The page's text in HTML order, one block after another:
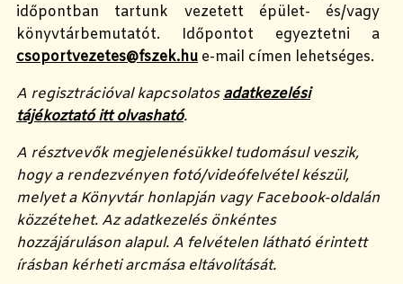
időpontban tartunk vezetett épület- és/vagy
könyvtárbemutatót. Időpontot egyeztetni a
csoportvezetes@fszek.hu e-mail címen lehetséges.
A regisztrációval kapcsolatosadatkezelési
tájékoztató itt olvasható.
A résztvevők megjelenésükkel tudomásul veszik,
hogy a rendezvényen fotó/videófelvétel készül,
melyet a Könyvtár honlapján vagy Facebook-oldalán
közzétehet. Az adatkezelés önkéntes
hozzájáruláson alapul. A felvételen látható érintett
írásban kérheti arcmása eltávolítását.